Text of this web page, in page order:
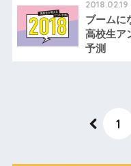
ブームに
高校生ア
予測
1